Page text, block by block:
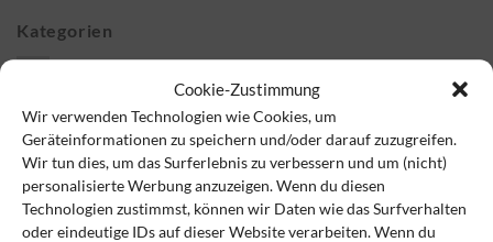
Cookie-Zustimmung
Wir verwenden Technologien wie Cookies, um
Geräteinformationen zu speichern und/oder darauf zuzugreifen.
Wir tun dies, um das Surferlebnis zu verbessern und um (nicht)
personalisierte Werbung anzuzeigen. Wenn du diesen
Technologien zustimmst, können wir Daten wie das Surfverhalten
oder eindeutige IDs auf dieser Website verarbeiten. Wenn du
Kategorien
VSAV Monitor Newsletter(288)